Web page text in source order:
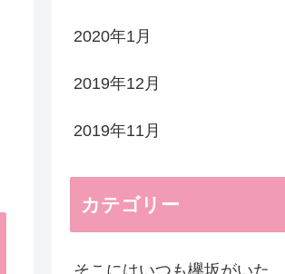
2020年1月
2019年12月
2019年11月
カテゴリー